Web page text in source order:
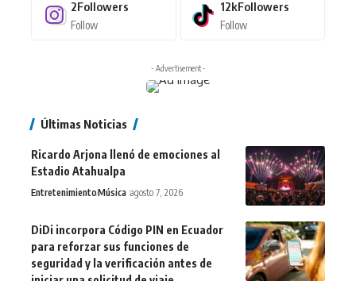
2Followers
Follow
12kFollowers
Follow
- Advertisement -
Últimas Noticias
Ricardo Arjona llenó de emociones al
Estadio Atahualpa
EntretenimientoMúsica agosto 7, 2026
DiDi incorpora Código PIN en Ecuador
para reforzar sus funciones de
seguridad y la verificación antes de